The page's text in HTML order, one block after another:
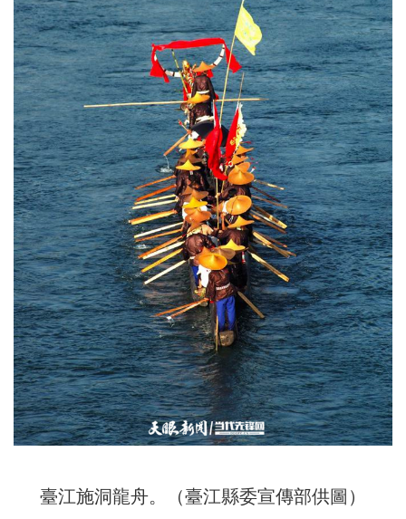
臺江施洞龍舟。（臺江縣委宣傳部供圖）